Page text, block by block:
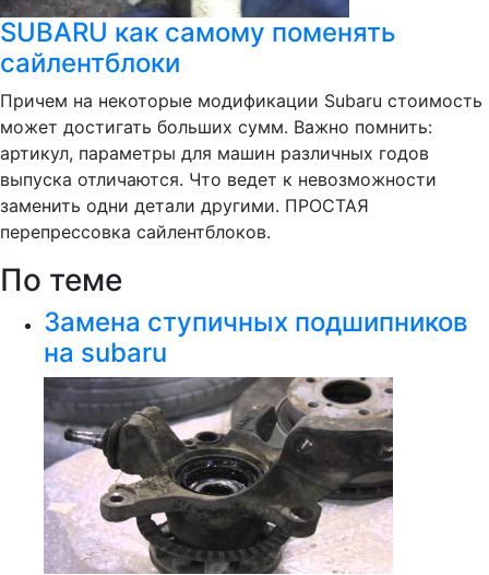
SUBARU как самому поменять
сайлентблоки
Причем на некоторые модификации Subaru стоимость
может достигать больших сумм. Важно помнить:
артикул, параметры для машин различных годов
выпуска отличаются. Что ведет к невозможности
заменить одни детали другими. ПРОСТАЯ
перепрессовка сайлентблоков.
По теме
Замена ступичных подшипников
на subaru